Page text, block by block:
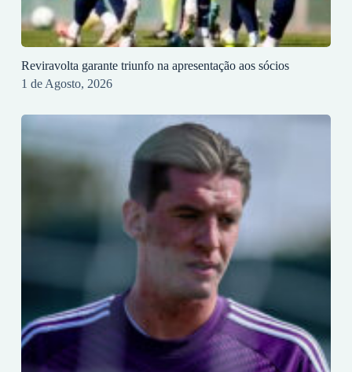
Reviravolta garante triunfo na apresentação aos sócios
1 de Agosto, 2026